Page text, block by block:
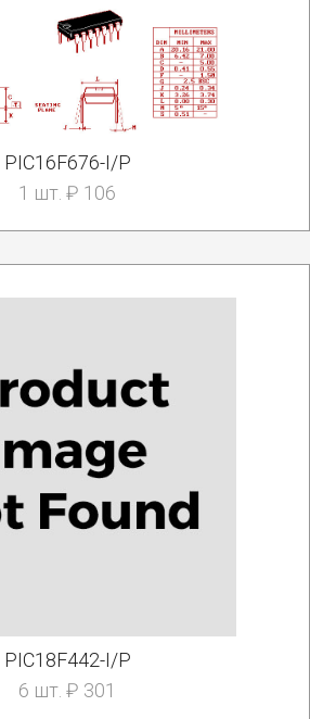
PIC16F676-I/P
1 шт. ₽ 106
PIC18F442-I/P
6 шт. ₽ 301